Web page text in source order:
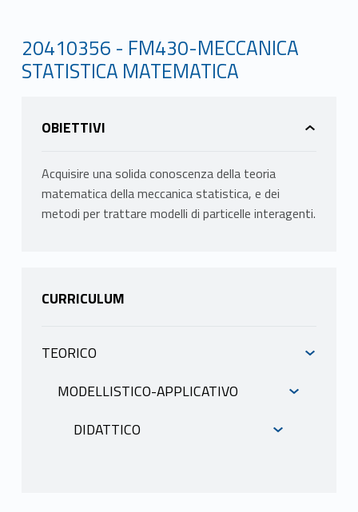
20410356 - FM430-MECCANICA
STATISTICA MATEMATICA
OBIETTIVI
Acquisire una solida conoscenza della teoria
matematica della meccanica statistica, e dei
metodi per trattare modelli di particelle interagenti.
CURRICULUM
TEORICO
INFORMAZIONI
MODELLISTICO-APPLICATIVO
INFORMAZIONI
DIDATTICO